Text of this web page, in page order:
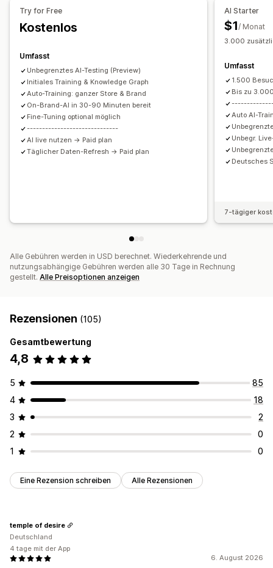
Produktempfehlungen
Bestellupdates
Anpassung
Farbe und Schriftart
Emojis und Sticker
Chatfenster
Geschäftszeiten
Begrüßungsnachrichten
Chatschaltflächen
Tagging
Chatflows
Agentavatar
Try for Free
Kostenlos
Umfasst
Unbegrenztes AI-Testing (Preview)
Initiales Training & Knowledge Graph
Auto-Training: ganzer Store & Brand
On-Brand-AI in 30-90 Minuten bereit
Fine-Tuning optional möglich
------------------------------
AI live nutzen → Paid plan
Täglicher Daten-Refresh → Paid plan
AI Starter
$1/ Monat
3.000
Umfasst
1.500
Bis zu
Auto AI-
Unbegr.
Deutsches
7-tägiger
Alle Gebühren werden in USD berechnet. Wiederkehrende und
nutzungsabhängige Gebühren werden alle 30 Tage in Rechnung
gestellt. Alle Preisoptionen anzeigen
Rezensionen (105)
Gesamtbewertung
4,8
5
85
4
18
3
2
2
0
1
0
Eine Rezension schreiben Alle Rezensionen
6. August 2026
temple of desire
Deutschland
4 tage mit der App